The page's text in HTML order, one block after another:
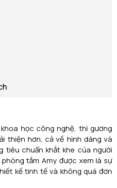
học công nghệ, thì gương
thiện hơn, cả về hình dáng và
tiêu chuẩn khắt khe của người
tắm Amy được xem là sự
kế tinh tế và không quá đơn